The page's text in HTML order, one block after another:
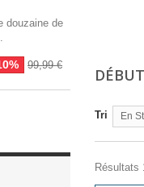
douzaine de
99,99 €
Tri En
Résultats